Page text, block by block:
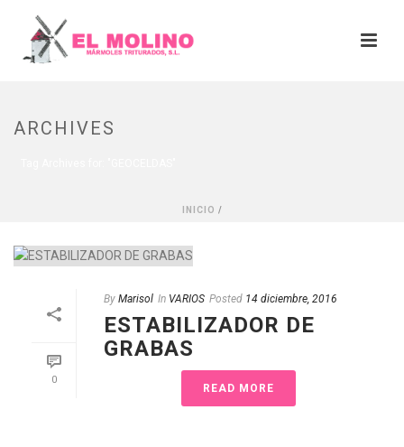
ARCHIVES
INICIO /
0
By Marisol In VARIOS Posted 14 diciembre, 2016
ESTABILIZADOR DE
GRABAS
READ MORE